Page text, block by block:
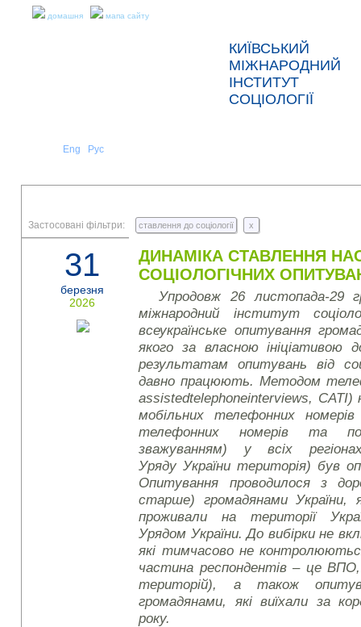
домашня мапа сайту
КИЇВСЬКИЙ
МІЖНАРОДНИЙ
ІНСТИТУТ
СОЦІОЛОГІЇ
Eng Рус
Застосовані фільтри: ставлення до соціології x
31
березня
2026
ДИНАМІКА СТАВЛЕННЯ
СОЦІОЛОГІЧНИХ
Упродовж 26 листопада-29
міжнародний інститут
всеукраїнське опитування
якого за власною ініціативою
результатам опитувань від
давно працюють. Методом
assistedtelephoneinterviews, CATI)
мобільних телефонних
телефонних номерів та
зважуванням) у всіх
Уряду України територія) був
Опитування проводилося з
старше) громадянами України,
проживали на території
Урядом України. До вибірки не
які тимчасово не
частина респондентів – це ВПО,
територій), а також
громадянами, які виїхали за
року.